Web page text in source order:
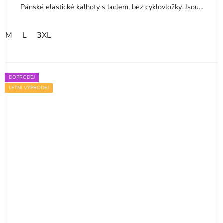
Pánské elastické kalhoty s laclem, bez cyklovložky. Jsou...
M L 3XL
DOPRODEJ
LETNÍ VÝPRODEJ